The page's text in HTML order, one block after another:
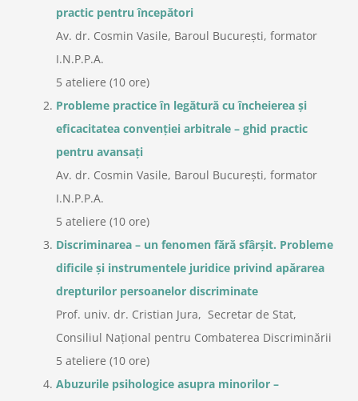
practic pentru începători
Av. dr. Cosmin Vasile, Baroul București, formator
I.N.P.P.A.
5 ateliere (10 ore)
Probleme practice în legătură cu încheierea și
eficacitatea convenției arbitrale – ghid practic
pentru avansați
Av. dr. Cosmin Vasile, Baroul București, formator
I.N.P.P.A.
5 ateliere (10 ore)
Discriminarea – un fenomen fără sfârșit. Probleme
dificile și instrumentele juridice privind apărarea
drepturilor persoanelor discriminate
Prof. univ. dr. Cristian Jura, Secretar de Stat,
Consiliul Național pentru Combaterea Discriminării
5 ateliere (10 ore)
Abuzurile psihologice asupra minorilor –